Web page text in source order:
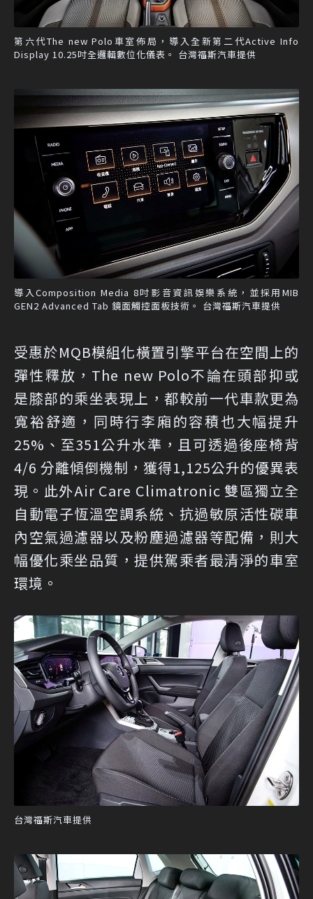
第六代The new Polo車室佈局，導入全新第二代Active Info
Display 10.25吋全邏輯數位化儀表。 台灣福斯汽車提供
導入Composition Media 8吋影音資訊娛樂系統，並採用MIB
GEN2 Advanced Tab 鏡面觸控面板技術。 台灣福斯汽車提供
受惠於MQB模組化橫置引擎平台在空間上的
彈性釋放，The new Polo不論在頭部抑或
是膝部的乘坐表現上，都較前一代車款更為
寬裕舒適，同時行李廂的容積也大幅提升
25%、至351公升水準，且可透過後座椅背
4/6 分離傾倒機制，獲得1,125公升的優異表
現。此外Air Care Climatronic 雙區獨立全
自動電子恆溫空調系統、抗過敏原活性碳車
內空氣過濾器以及粉塵過濾器等配備，則大
幅優化乘坐品質，提供駕乘者最清淨的車室
環境。
台灣福斯汽車提供